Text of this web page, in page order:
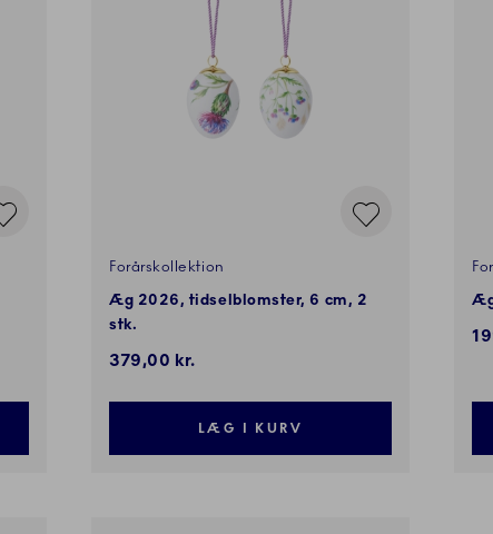
Forårskollektion
Æg 2026, tidselblomster, 6 cm, 2
stk.
379,00 kr.
LÆG I KURV